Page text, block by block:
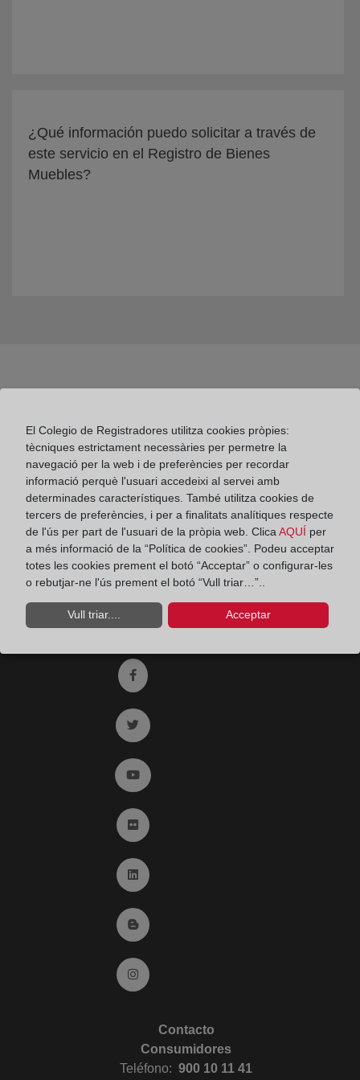
¿Qué información puedo solicitar a través de
este servicio en el Registro de Bienes
Muebles?
Colegio de Registradores
Príncipe de Vergara 70. 28006 Madrid
Teléfono:91 270 17 96
Fax:91 564 11 59
Email:
contacto@registradores.org
Registro de entrada del Colegio de registradores
Ir a facebook (abre en ventana nueva)
Ir a twitter (abre en ventana nueva)
Ir a YouTube (abre en ventana nueva)
Ir a Flickr (abre en ventana nueva)
Ir a Linkedin (abre en ventana nueva)
Ir al Blog (abre en ventana nueva)
Ir a Instagram (abre en ventana nueva)
Contacto
Consumidores
Teléfono: 900 10 11 41
El Colegio de Registradores utilitza cookies pròpies:
tècniques estrictament necessàries per permetre la
navegació per la web i de preferències per recordar
informació perquè l'usuari accedeixi al servei amb
determinades característiques. També utilitza cookies de
tercers de preferències, i per a finalitats analítiques respecte
de l'ús per part de l'usuari de la pròpia web. Clica AQUÍ per
a més informació de la “Política de cookies”. Podeu acceptar
totes les cookies prement el botó “Acceptar” o configurar-les
o rebutjar-ne l'ús prement el botó “Vull triar…”..
Vull triar.... Acceptar